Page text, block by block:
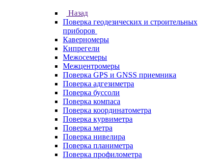
Назад
Поверка геодезических и строительных
приборов
Каверномеры
Кипрегели
Межосемеры
Межцентромеры
Поверка GPS и GNSS приемника
Поверка адгезиметра
Поверка буссоли
Поверка компаса
Поверка координатометра
Поверка курвиметра
Поверка метра
Поверка нивелира
Поверка планиметра
Поверка профилометра